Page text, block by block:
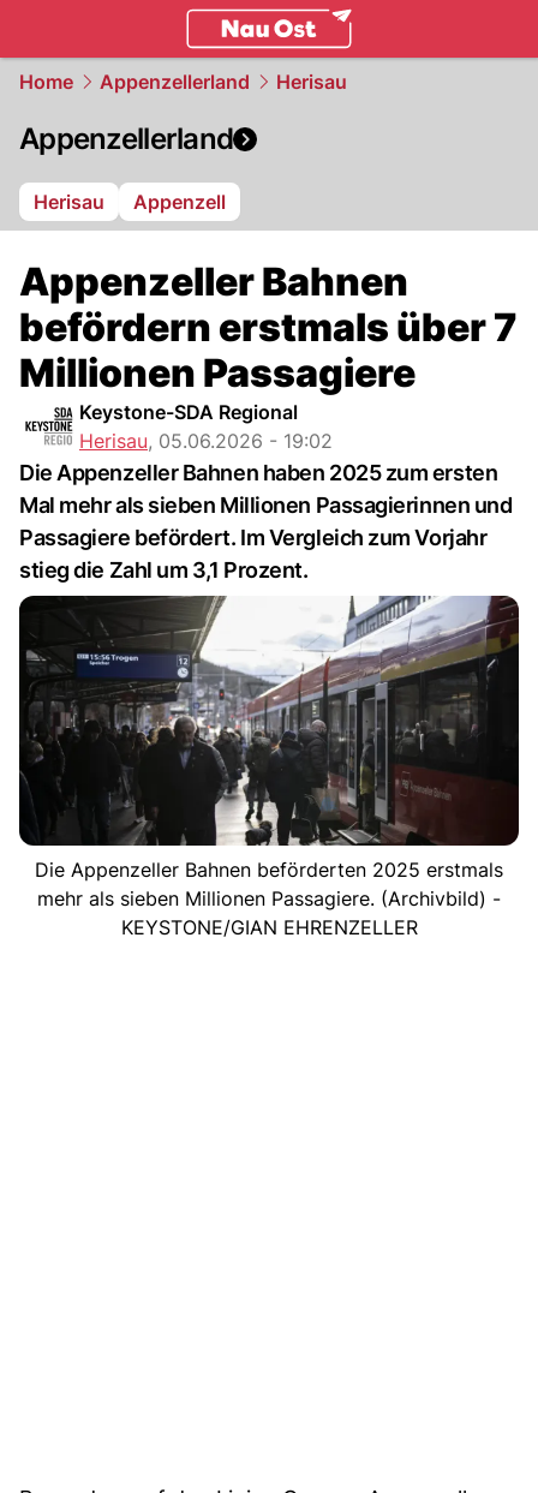
Home Appenzellerland Herisau
Appenzellerland
Herisau Appenzell
Appenzeller Bahnen
befördern erstmals über 7
Millionen Passagiere
Keystone-SDA Regional
Herisau, 05.06.2026 - 19:02
Die Appenzeller Bahnen haben 2025 zum ersten
Mal mehr als sieben Millionen Passagierinnen und
Passagiere befördert. Im Vergleich zum Vorjahr
stieg die Zahl um 3,1 Prozent.
Die Appenzeller Bahnen beförderten 2025 erstmals
mehr als sieben Millionen Passagiere. (Archivbild) -
KEYSTONE/GIAN EHRENZELLER